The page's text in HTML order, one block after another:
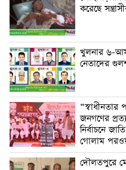
করেছে
খুলনার ৬-
নেতাদের
জনগণের
নির্বাচনে
গোলাম
দৌলতপুরে